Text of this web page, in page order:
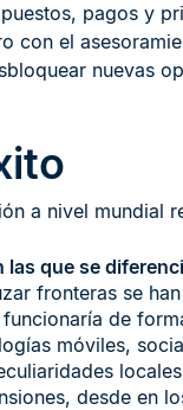
pagos y
con el
nuevas
a nivel mundial
que se
fronteras se
de
móviles,
desde en